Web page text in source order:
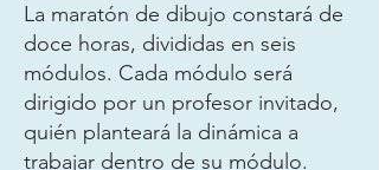
La maratón de dibujo constará de
doce horas, divididas en seis
módulos. Cada módulo será
dirigido por un profesor invitado,
quién planteará la dinámica a
trabajar dentro de su módulo.